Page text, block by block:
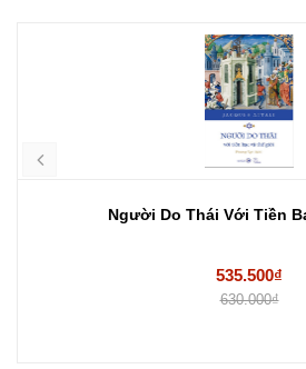
Người Do Thái Với Tiền
535.500₫
630.000₫